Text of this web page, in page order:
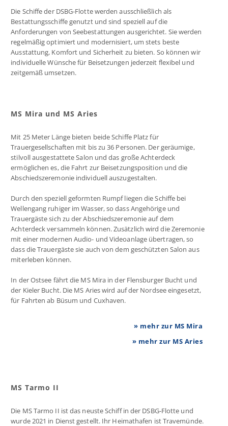
Die Schiffe der DSBG-Flotte werden ausschließlich als
Bestattungsschiffe genutzt und sind speziell auf die
Anforderungen von Seebestattungen ausgerichtet. Sie werden
regelmäßig optimiert und modernisiert, um stets beste
Ausstattung, Komfort und Sicherheit zu bieten. So können wir
individuelle Wünsche für Beisetzungen jederzeit flexibel und
zeitgemäß umsetzen.
MS Mira und MS Aries
Mit 25 Meter Länge bieten beide Schiffe Platz für
Trauergesellschaften mit bis zu 36 Personen. Der geräumige,
stilvoll ausgestattete Salon und das große Achterdeck
ermöglichen es, die Fahrt zur Beisetzungsposition und die
Abschiedszeremonie individuell auszugestalten.
Durch den speziell geformten Rumpf liegen die Schiffe bei
Wellengang ruhiger im Wasser, so dass Angehörige und
Trauergäste sich zu der Abschiedszeremonie auf dem
Achterdeck versammeln können. Zusätzlich wird die Zeremonie
mit einer modernen Audio- und Videoanlage übertragen, so
dass die Trauergäste sie auch von dem geschützten Salon aus
miterleben können.
In der Ostsee fährt die MS Mira in der Flensburger Bucht und
der Kieler Bucht. Die MS Aries wird auf der Nordsee eingesetzt,
für Fahrten ab Büsum und Cuxhaven.
» mehr zur MS Mira
» mehr zur MS Aries
MS Tarmo II
Die MS Tarmo II ist das neuste Schiff in der DSBG-Flotte und
wurde 2021 in Dienst gestellt. Ihr Heimathafen ist Travemünde.